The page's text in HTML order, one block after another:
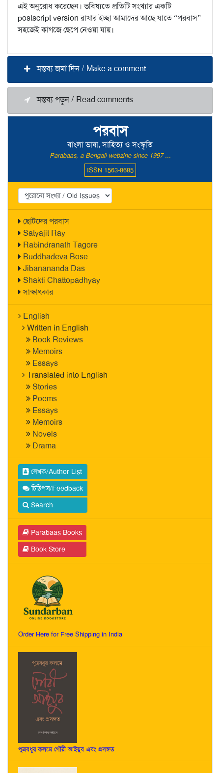
পরবাস
বাংলা ভাষা, সাহিত্য ও সংস্কৃতি
Parabaas, a Bengali webzine since 1997 ...
ISSN 1563-8685
ছোটদের পরবাস
Satyajit Ray
Rabindranath Tagore
Buddhadeva Bose
Jibanananda Das
Shakti Chattopadhyay
সাক্ষাৎকার
English
Written in English
Book Reviews
Memoirs
Essays
Translated into English
Stories
Poems
Essays
Memoirs
Novels
Drama
লেখক/Author List
চিঠিপত্র/Feedback
Search
Parabaas Books
Book Store
Order Here for Free Shipping in India
পুত্রবধূর কলমে গৌরী আইয়ুব এবং প্রসঙ্গত
এই অনুরোধ করেছেন। ভবিষ্যতে প্রতিটি সংখ্যার একটি
postscript version রাখার ইচ্ছা আমাদের আছে যাতে “পরবাস”
সহজেই কাগজে ছেপে নেওয়া যায়।
মন্তব্য জমা দিন / Make a comment
মন্তব্য পড়ুন / Read comments